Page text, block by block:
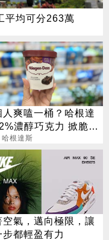
平均可分263萬
人爽嗑一桶？哈根達
濃醇巧克力 掀脆友
哈根達斯
空氣，邁向極限，讓
步都輕盈有力